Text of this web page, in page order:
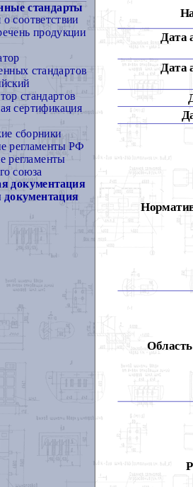
стандарты
соответствии
продукции
стандартов
стандартов
сертификация
сборники
регламенты РФ
регламенты
союза
документация
документация
Дата
Дата